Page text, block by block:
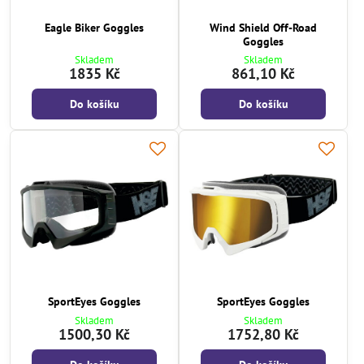
Eagle Biker Goggles
Skladem
1835 Kč
Do košíku
Wind Shield Off-Road
Goggles
Skladem
861,10 Kč
Do košíku
SportEyes Goggles
Skladem
1500,30 Kč
SportEyes Goggles
Skladem
1752,80 Kč